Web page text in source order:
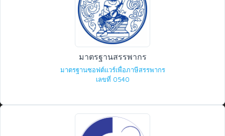
มาตรฐานสรรพากร
มาตรฐานซอฟต์แวร์เพื่อภาษีสรรพากร
เลขที่ 0540